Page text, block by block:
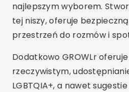
najlepszym wyborem.
tej niszy, oferuje
przestrzeń do rozmów i
Dodatkowo GROWLr
rzeczywistym,
LGBTQIA+, a nawet